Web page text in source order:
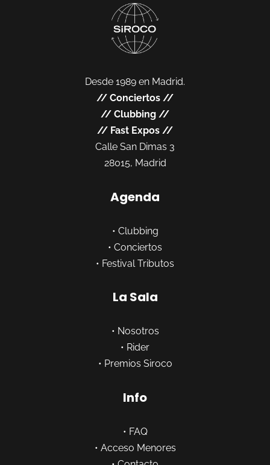
Desde 1989 en Madrid.
// Conciertos //
// Clubbing //
// Fast Expos //
Calle San Dimas 3
28015, Madrid
Agenda
• Clubbing
• Conciertos
• Festival Tributos
La Sala
• Nosotros
• Rider
• Premios Siroco
Info
• FAQ
• Acceso Menores